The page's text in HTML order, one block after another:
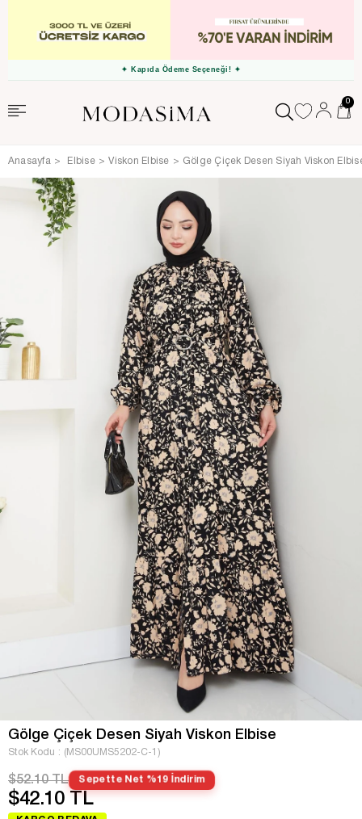
✦ Kapıda Ödeme Seçeneği! ✦
0
Anasayfa Elbise Viskon Elbise Gölge Çiçek Desen Siyah Viskon
Gölge Çiçek Desen Siyah Viskon Elbise
Stok Kodu (MS00UMS5202-C-1)
$52.10 TL Sepette Net %19 İndirim
$42.10 TL